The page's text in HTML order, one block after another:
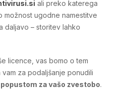
ali preko katerega
možnost ugodne namestitve
daljavo – storitev lahko
licence, vas bomo o tem
za podaljšanje ponudili
za vašo zvestobo.